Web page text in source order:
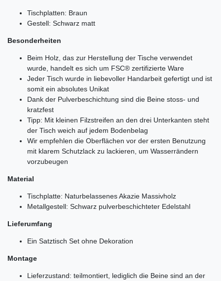
Tischplatten: Braun
Gestell: Schwarz matt
Besonderheiten
Beim Holz, das zur Herstellung der Tische verwendet
wurde, handelt es sich um FSC® zertifizierte Ware
Jeder Tisch wurde in liebevoller Handarbeit gefertigt und ist
somit ein absolutes Unikat
Dank der Pulverbeschichtung sind die Beine stoss- und
kratzfest
Tipp: Mit kleinen Filzstreifen an den drei Unterkanten steht
der Tisch weich auf jedem Bodenbelag
Wir empfehlen die Oberflächen vor der ersten Benutzung
mit klarem Schutzlack zu lackieren, um Wasserrändern
vorzubeugen
Material
Tischplatte: Naturbelassenes Akazie Massivholz
Metallgestell: Schwarz pulverbeschichteter Edelstahl
Lieferumfang
Ein Satztisch Set ohne Dekoration
Montage
Lieferzustand: teilmontiert, lediglich die Beine sind an der